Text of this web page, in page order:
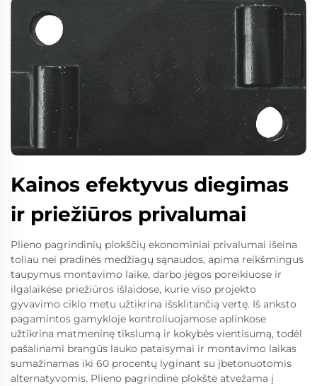
Kainos efektyvus diegimas
ir priežiūros privalumai
Plieno pagrindinių plokščių ekonominiai privalumai išeina
toliau nei pradinės medžiagų sąnaudos, apima reikšmingus
taupymus montavimo laike, darbo jėgos poreikiuose ir
ilgalaikėse priežiūros išlaidose, kurie viso projekto
gyvavimo ciklo metu užtikrina išsklitančią vertę. Iš anksto
pagamintos gamykloje kontroliuojamose aplinkose
užtikrina matmeninę tikslumą ir kokybės vientisumą, todėl
pašalinami brangūs lauko pataisymai ir montavimo laikas
sumažinamas iki 60 procentų lyginant su įbetonuotomis
alternatyvomis. Plieno pagrindinė plokštė atvežama į